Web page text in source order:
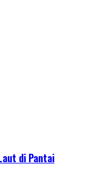
di Pantai